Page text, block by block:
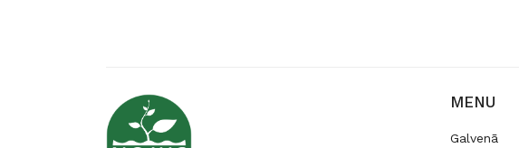
MENU
Galvenā